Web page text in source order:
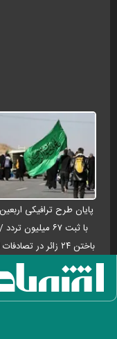
پایان طرح ترافیکی
با ثبت ۶۷ میلیون
باختن ۲۴ زائر در تصادفات اربعینی